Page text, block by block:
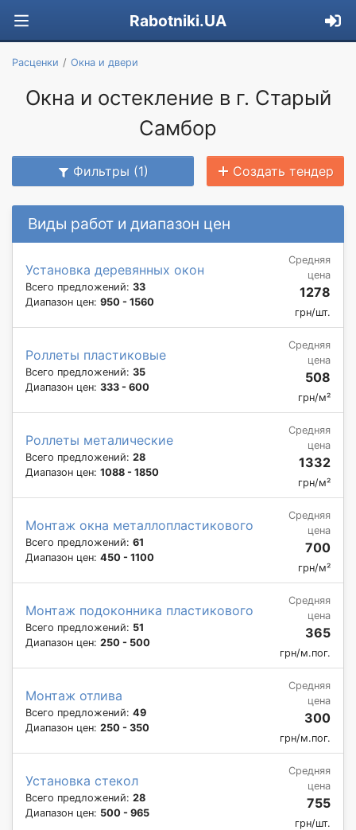
Rabotniki.UA
Расценки Окна и двери
Окна и остекление в г. Старый
Самбор
Фильтры (1) Создать тендер
Виды работ и диапазон цен
Установка деревянных окон
Всего предложений: 33
Диапазон цен: 950 - 1560
Средняя
цена
1278
грн/шт.
Роллеты пластиковые
Всего предложений: 35
Диапазон цен: 333 - 600
Средняя
цена
508
грн/м²
Роллеты металические
Всего предложений: 28
Диапазон цен: 1088 - 1850
Средняя
цена
1332
грн/м²
Монтаж окна металлопластикового
Всего предложений: 61
Диапазон цен: 450 - 1100
Средняя
цена
700
грн/м²
Монтаж подоконника пластикового
Всего предложений: 51
Диапазон цен: 250 - 500
Средняя
цена
365
грн/м.пог.
Монтаж отлива
Всего предложений: 49
Диапазон цен: 250 - 350
Средняя
цена
300
грн/м.пог.
Установка стекол
Всего предложений: 28
Диапазон цен: 500 - 965
Средняя
цена
755
грн/шт.